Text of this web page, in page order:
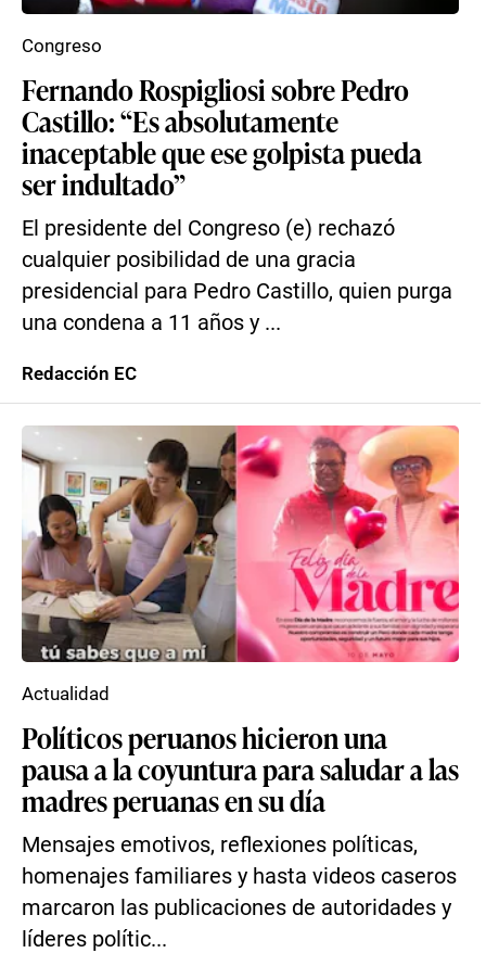
Fernando Rospigliosi sobre Pedro
Castillo: “Es absolutamente
inaceptable que ese golpista pueda
ser indultado”
El presidente del Congreso (e) rechazó
cualquier posibilidad de una gracia
presidencial para Pedro Castillo, quien purga
una condena a 11 años y ...
Congreso
Redacción EC
Políticos peruanos hicieron una
pausa a la coyuntura para saludar a las
madres peruanas en su día
Mensajes emotivos, reflexiones políticas,
homenajes familiares y hasta videos caseros
marcaron las publicaciones de autoridades y
líderes polític...
Actualidad